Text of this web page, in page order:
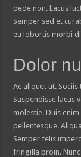
pede non. Lacus
Semper sed et
eu lobortis morbi
Dolor
Ac aliquet ut.
Suspendisse lacus
molestie. Duis
pellentesque.
Semper felis
fringilla proin.